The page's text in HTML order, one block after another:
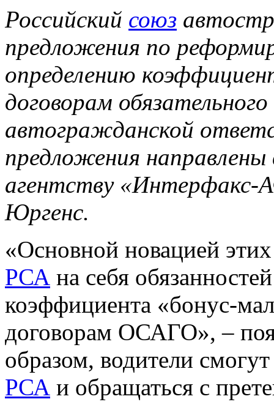
Российский союз
предложения по
определению
договорам
автогражданской
предложения
агентству
Юргенс.
«Основной новацией
РСА на себя
коэффициента «бонус-
договорам ОСАГО», –
образом, водители
РСА и обращаться с